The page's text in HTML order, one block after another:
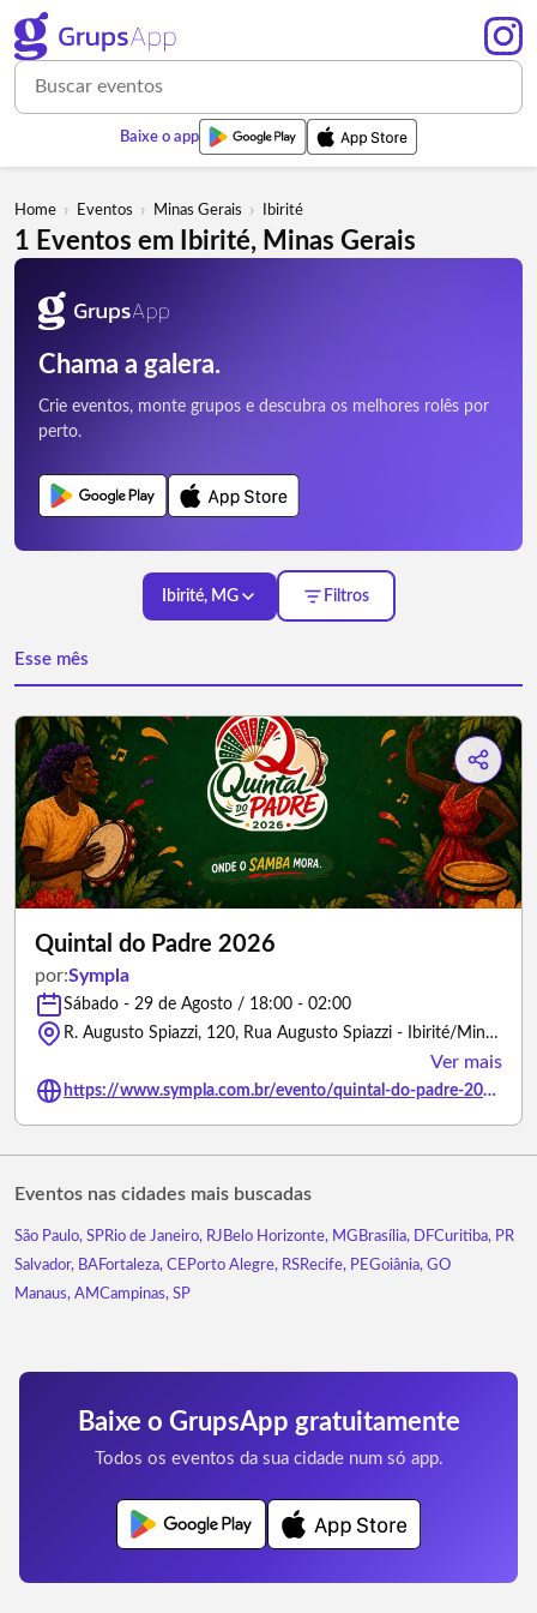
Baixe o app
Home › Eventos › Minas Gerais › Ibirité
1 Eventos em Ibirité, Minas Gerais
Chama a galera.
Crie eventos, monte grupos e descubra os melhores rolês por
perto.
Ibirité, MG Filtros
Esse mês
Quintal do Padre 2026
por:Sympla
Sábado - 29 de Agosto / 18:00 - 02:00
R. Augusto Spiazzi, 120, Rua Augusto Spiazzi - Ibirité/Minas Gerais
Ver mais
https://www.sympla.com.br/evento/quintal-do-padre-2026/3493498
Eventos nas cidades mais buscadas
São Paulo, SPRio de Janeiro, RJ Belo Horizonte, MG Brasília, DFCuritiba, PR
Salvador, BAFortaleza, CE Porto Alegre, RSRecife, PEGoiânia, GO
Manaus, AMCampinas, SP
Baixe o GrupsApp gratuitamente
Todos os eventos da sua cidade num só app.